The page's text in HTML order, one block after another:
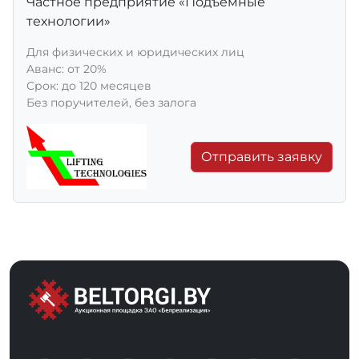
технологии»
Для физических и юридических лиц
Aванс: от 20%
Срок: до 120 месяцев
Без поручителей, без залога
Отправить заявку